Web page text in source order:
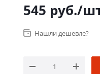
545 руб./
Нашли дешевле?